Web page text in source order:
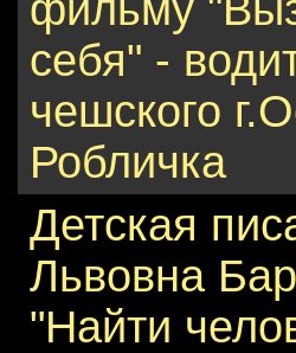
себя" -
чешского
Робличка
Детская
Львовна
"Найти